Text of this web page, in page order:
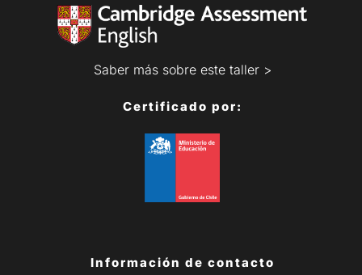
Saber más sobre este taller >
Certificado por:
Información de contacto